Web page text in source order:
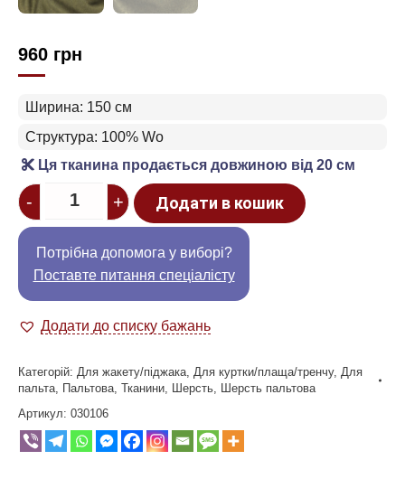
960 грн
Ширина: 150 см
Структура: 100% Wo
Ця тканина продається довжиною від 20 см
Quantity
- + Додати в кошик
Потрібна допомога у виборі?
Поставте питання спеціалісту
Додати до списку бажань
Категорій: Для жакету/піджака Для куртки/плаща/тренчу, Для
пальта Пальтова Тканини Шерсть Шерсть пальтова
Артикул: 030106